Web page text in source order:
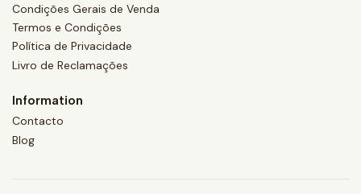
Condições Gerais de Venda
Termos e Condições
Política de Privacidade
Livro de Reclamações
Information
Contacto
Blog